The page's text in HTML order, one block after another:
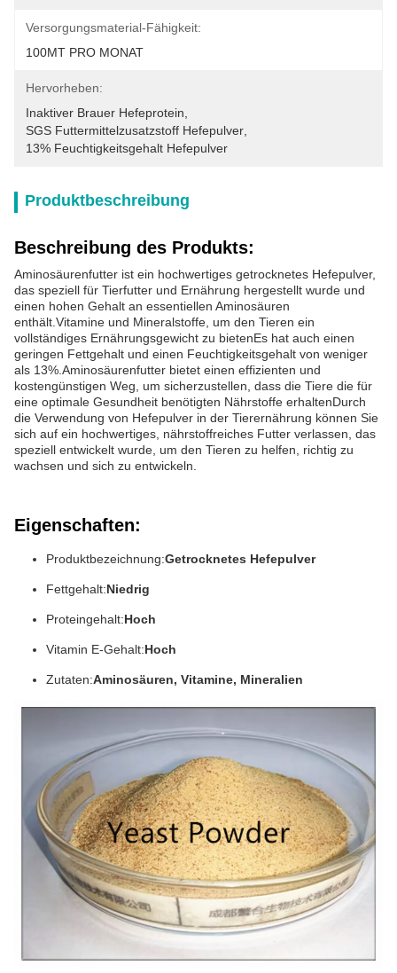
Versorgungsmaterial-Fähigkeit:
100MT PRO MONAT
Hervorheben:
Inaktiver Brauer Hefeprotein
SGS Futtermittelzusatzstoff Hefepulver
13% Feuchtigkeitsgehalt Hefepulver
Produktbeschreibung
Beschreibung des Produkts:
Aminosäurenfutter ist ein hochwertiges getrocknetes Hefepulver,
das speziell für Tierfutter und Ernährung hergestellt wurde und
einen hohen Gehalt an essentiellen Aminosäuren
enthält.Vitamine und Mineralstoffe, um den Tieren ein
vollständiges Ernährungsgewicht zu bietenEs hat auch einen
geringen Fettgehalt und einen Feuchtigkeitsgehalt von weniger
als 13%.Aminosäurenfutter bietet einen effizienten und
kostengünstigen Weg, um sicherzustellen, dass die Tiere die für
eine optimale Gesundheit benötigten Nährstoffe erhaltenDurch
die Verwendung von Hefepulver in der Tierernährung können Sie
sich auf ein hochwertiges, nährstoffreiches Futter verlassen, das
speziell entwickelt wurde, um den Tieren zu helfen, richtig zu
wachsen und sich zu entwickeln.
Eigenschaften:
Produktbezeichnung:Getrocknetes Hefepulver
Fettgehalt:Niedrig
Proteingehalt:Hoch
Vitamin E-Gehalt:Hoch
Zutaten:Aminosäuren, Vitamine, Mineralien